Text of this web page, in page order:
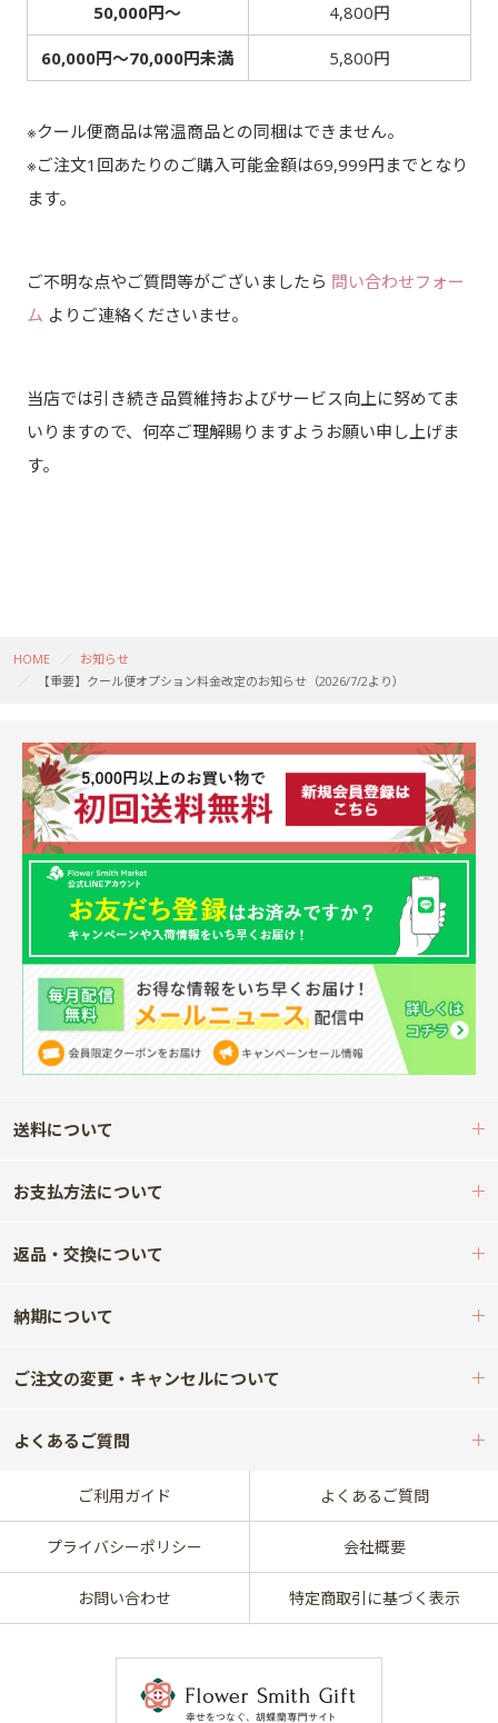
50,000円～ 4,800円
60,000円～70,000円未満 5,800円
※クール便商品は常温商品との同梱はできません。
※ご注文1回あたりのご購入可能金額は69,999円までとなり
ます。
ご不明な点やご質問等がございましたら 問い合わせフォー
ム よりご連絡くださいませ。
当店では引き続き品質維持およびサービス向上に努めてま
いりますので、何卒ご理解賜りますようお願い申し上げま
す。
HOME
お知らせ
【重要】クール便オプション料金改定のお知らせ（2026/7/2より）
送料について
お支払方法について
返品・交換について
納期について
ご注文の変更・キャンセルについて
よくあるご質問
ご利用ガイド よくあるご質問
プライバシーポリシー 会社概要
お問い合わせ 特定商取引に基づく表示